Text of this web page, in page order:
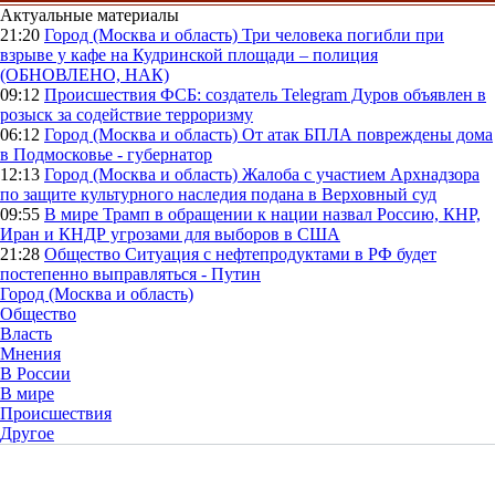
Актуальные материалы
21:20 Город (Москва и область) Три человека погибли при
взрыве у кафе на Кудринской площади – полиция
(ОБНОВЛЕНО, НАК)
09:12 Происшествия ФСБ: создатель Telegram Дуров объявлен в
розыск за содействие терроризму
06:12 Город (Москва и область) От атак БПЛА повреждены дома
в Подмосковье - губернатор
12:13 Город (Москва и область) Жалоба с участием Архнадзора
по защите культурного наследия подана в Верховный суд
09:55 В мире Трамп в обращении к нации назвал Россию, КНР,
Иран и КНДР угрозами для выборов в США
21:28 Общество Ситуация с нефтепродуктами в РФ будет
постепенно выправляться - Путин
Город (Москва и область)
Общество
Власть
Мнения
В России
В мире
Происшествия
Другое